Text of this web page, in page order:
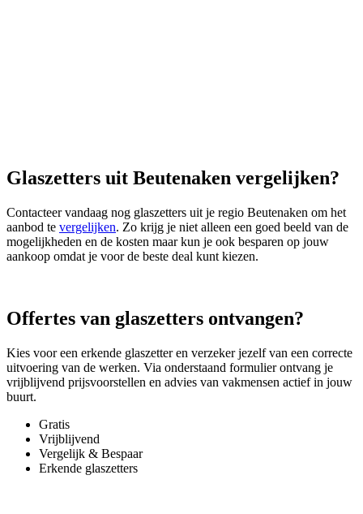
Glaszetters uit Beutenaken vergelijken?
Contacteer vandaag nog glaszetters uit je regio Beutenaken om het
aanbod te vergelijken. Zo krijg je niet alleen een goed beeld van de
mogelijkheden en de kosten maar kun je ook besparen op jouw
aankoop omdat je voor de beste deal kunt kiezen.
Offertes van glaszetters ontvangen?
Kies voor een erkende glaszetter en verzeker jezelf van een correcte
uitvoering van de werken. Via onderstaand formulier ontvang je
vrijblijvend prijsvoorstellen en advies van vakmensen actief in jouw
buurt.
Gratis
Vrijblijvend
Vergelijk & Bespaar
Erkende glaszetters